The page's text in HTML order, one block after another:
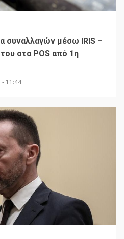
συναλλαγών μέσω IRIS –
στα POS από 1η
- 11:44